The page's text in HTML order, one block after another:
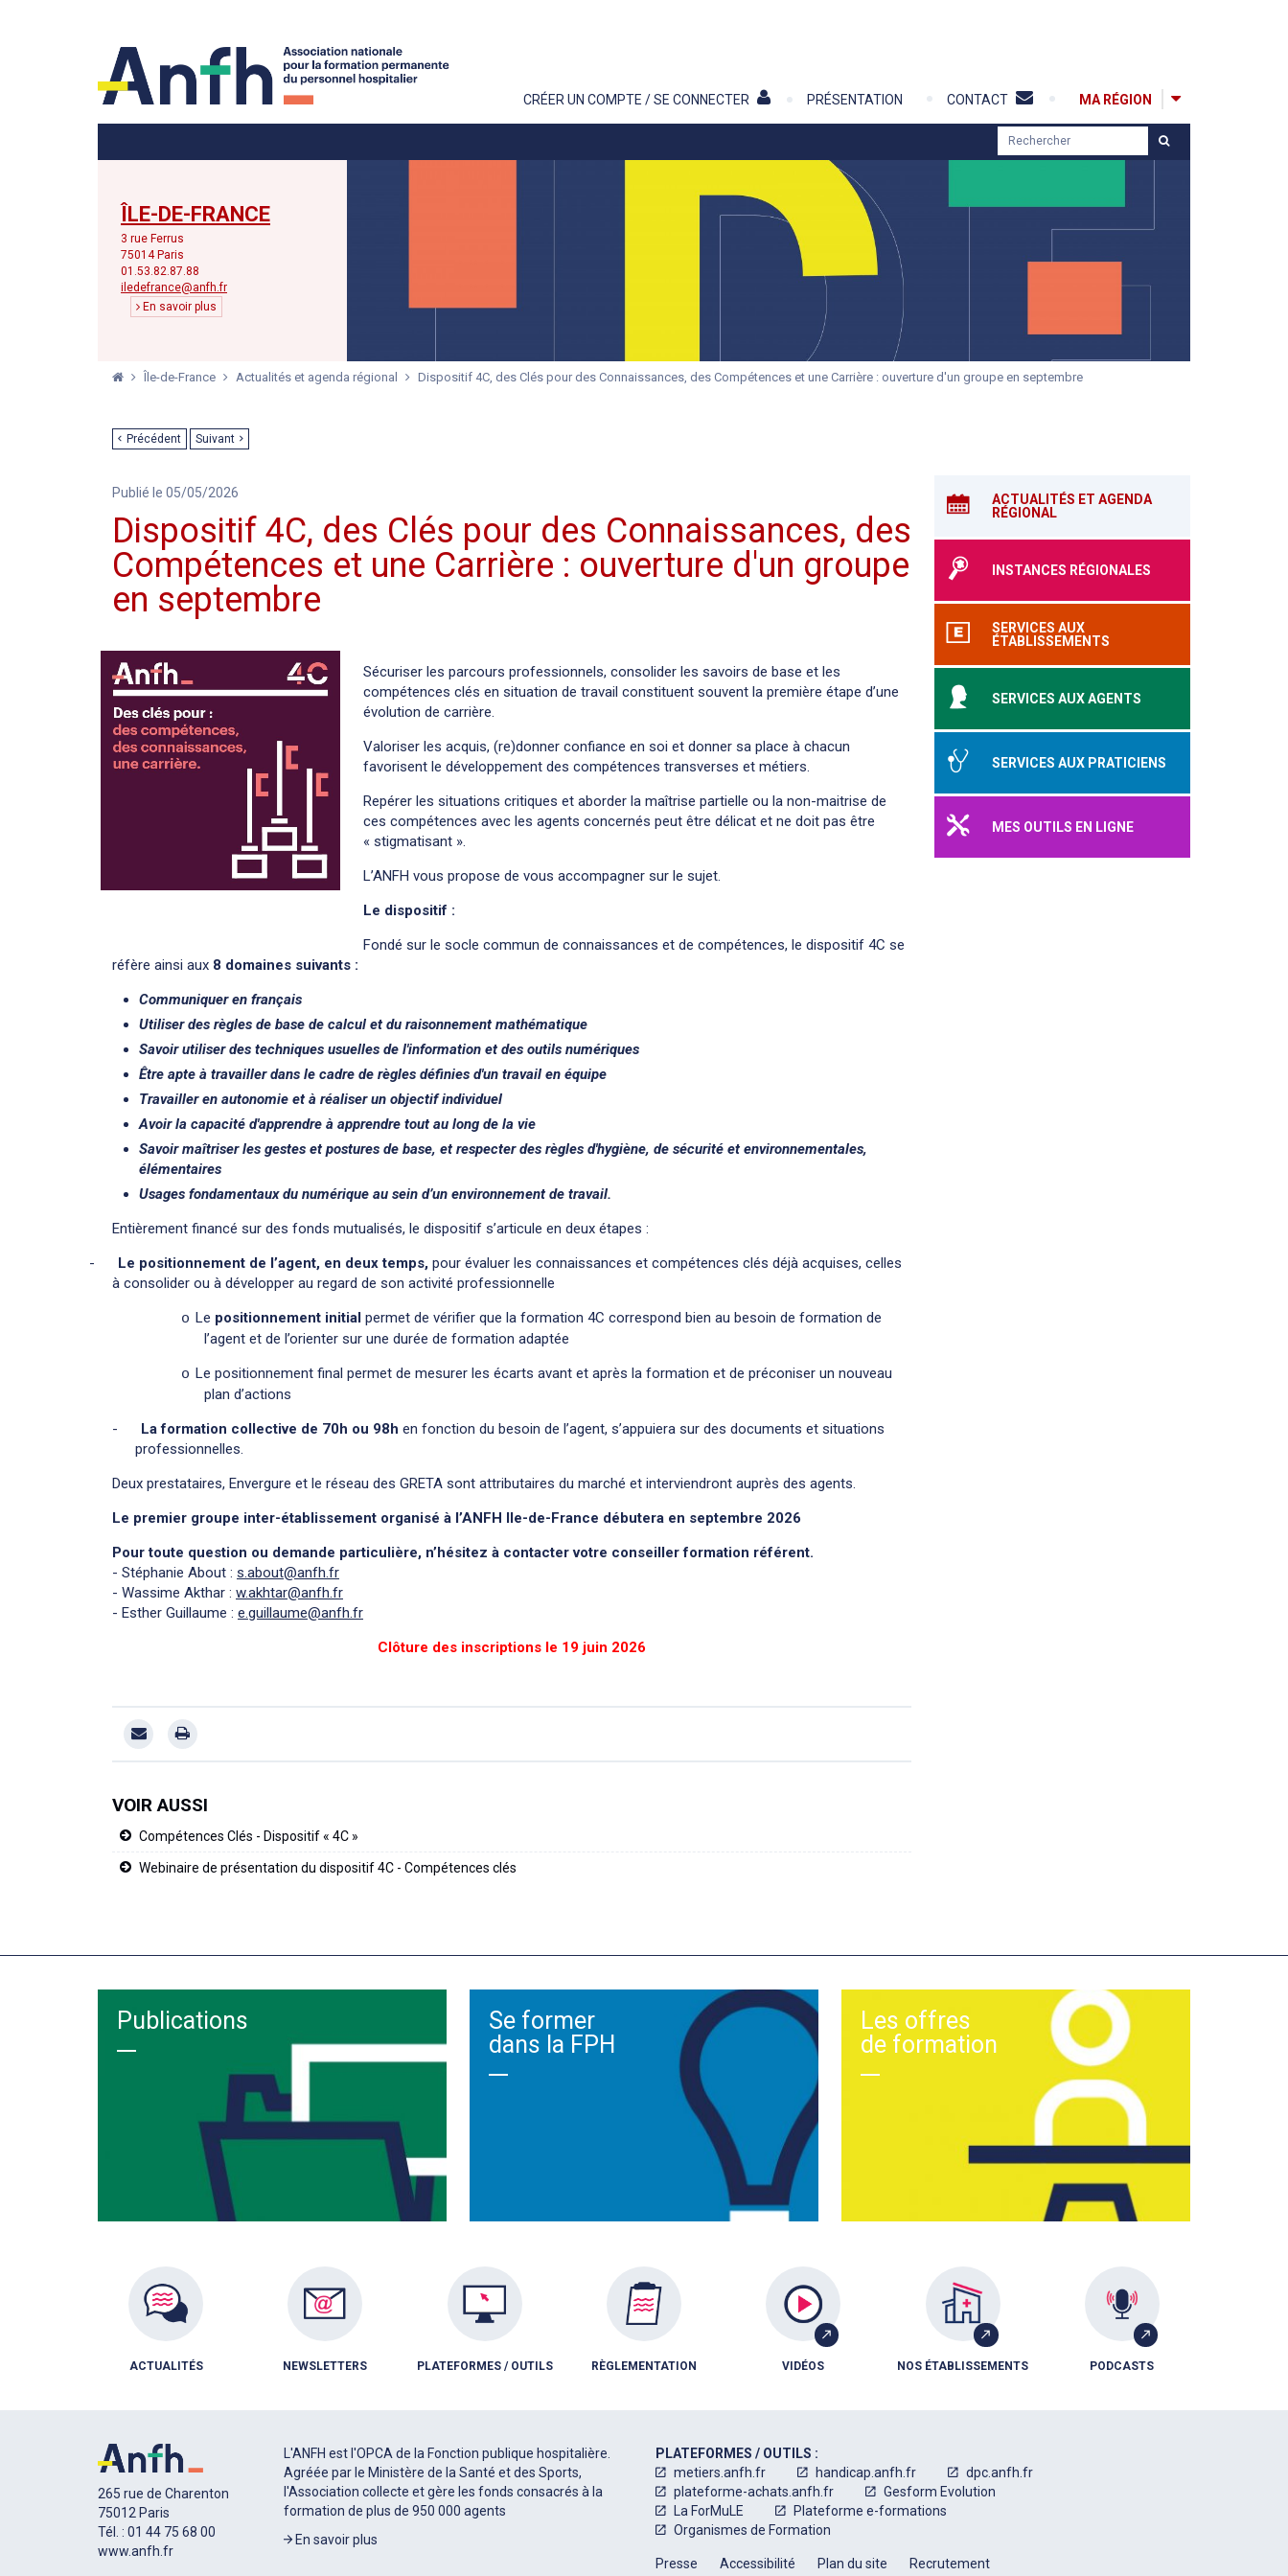
CRÉER UN COMPTE / SE CONNECTER PRÉSENTATION CONTACT MA RÉGION
e
h
ÎLE-DE-FRANCE
3 rue Ferrus
75014 Paris
01.53.82.87.88
iledefrance@anfh.fr
En savoir plus
Île-de-France Actualités et agenda régional Dispositif 4C, des Clés pour des Connaissances, des Compétences et une Carrière : ouverture d'un groupe en septembre
ACTUALITÉS ET AGENDA
RÉGIONAL
INSTANCES RÉGIONALES
SERVICES AUX
ÉTABLISSEMENTS
SERVICES AUX AGENTS
SERVICES AUX PRATICIENS
MES OUTILS EN LIGNE
Précédent Suivant
Publié le 05/05/2026
Dispositif 4C, des Clés pour des Connaissances, des
Compétences et une Carrière : ouverture d'un groupe
en septembre
Sécuriser les parcours professionnels, consolider les savoirs de base et les
compétences clés en situation de travail constituent souvent la première étape d’une
évolution de carrière.
Valoriser les acquis, (re)donner confiance en soi et donner sa place à chacun
favorisent le développement des compétences transverses et métiers.
Repérer les situations critiques et aborder la maîtrise partielle ou la non-maitrise de
ces compétences avec les agents concernés peut être délicat et ne doit pas être
« stigmatisant ».
L’ANFH vous propose de vous accompagner sur le sujet.
Le dispositif :
Fondé sur le socle commun de connaissances et de compétences, le dispositif 4C se
réfère ainsi aux 8 domaines suivants :
Communiquer en français
Utiliser des règles de base de calcul et du raisonnement mathématique
Savoir utiliser des techniques usuelles de l'information et des outils numériques
Être apte à travailler dans le cadre de règles définies d'un travail en équipe
Travailler en autonomie et à réaliser un objectif individuel
Avoir la capacité d'apprendre à apprendre tout au long de la vie
Savoir maîtriser les gestes et postures de base, et respecter des règles d'hygiène, de sécurité et environnementales,
élémentaires
Usages fondamentaux du numérique au sein d’un environnement de travail.
Entièrement financé sur des fonds mutualisés, le dispositif s’articule en deux étapes :
-
Le positionnement de l’agent, en deux temps, pour évaluer les connaissances et compétences clés déjà acquises, celles
à consolider ou à développer au regard de son activité professionnelle
o Le positionnement initial permet de vérifier que la formation 4C correspond bien au besoin de formation de
l’agent et de l’orienter sur une durée de formation adaptée
o Le positionnement final permet de mesurer les écarts avant et après la formation et de préconiser un nouveau
plan d’actions
-
La formation collective de 70h ou 98h en fonction du besoin de l’agent, s’appuiera sur des documents et situations
professionnelles.
Deux prestataires, Envergure et le réseau des GRETA sont attributaires du marché et interviendront auprès des agents.
Le premier groupe inter-établissement organisé à l’ANFH Ile-de-France débutera en septembre 2026
Pour toute question ou demande particulière, n’hésitez à contacter votre conseiller formation référent.
- Stéphanie About : s.about@anfh.fr
- Wassime Akthar : w.akhtar@anfh.fr
- Esther Guillaume : e.guillaume@anfh.fr
Clôture des inscriptions le 19 juin 2026
VOIR AUSSI
Compétences Clés - Dispositif « 4C »
Webinaire de présentation du dispositif 4C - Compétences clés
Publications
Se former
dans la FPH
Les offres
de formation
ACTUALITÉS NEWSLETTERS PLATEFORMES / OUTILS RÈGLEMENTATION VIDÉOS NOS ÉTABLISSEMENTS PODCASTS
265 rue de Charenton
75012 Paris
Tél. : 01 44 75 68 00
www.anfh.fr
L'ANFH est l'OPCA de la Fonction publique hospitalière.
Agréée par le Ministère de la Santé et des Sports,
l'Association collecte et gère les fonds consacrés à la
formation de plus de 950 000 agents
En savoir plus
PLATEFORMES / OUTILS :
metiers.anfh.fr
handicap.anfh.fr
dpc.anfh.fr
plateforme-achats.anfh.fr
Gesform Evolution
La ForMuLE
Plateforme e-formations
Organismes de Formation
Presse Accessibilité Plan du site
Recrutement